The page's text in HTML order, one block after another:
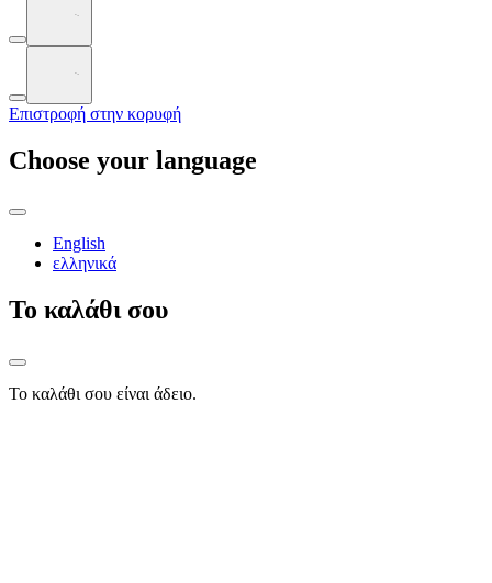
Επιστροφή στην κορυφή
Choose your language
English
ελληνικά
Το καλάθι σου
Το καλάθι σου είναι άδειο.